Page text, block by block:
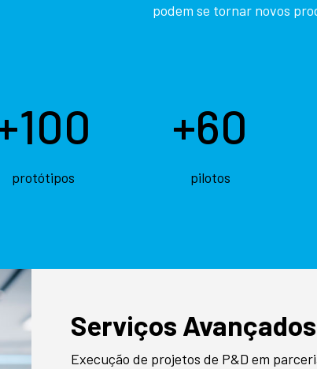
podem se tornar novos
protótipos
+60
pilotos
Serviços Avançados
Execução de projetos de P&D em